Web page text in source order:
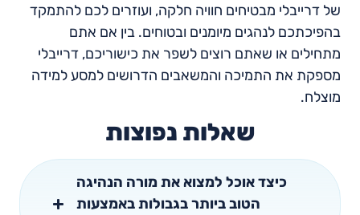
של דרייבלי מבטיחים חוויה חלקה, ועוזרים לכם להתמקד
בהפיכתכם לנהגים מיומנים ובטוחים. בין אם אתם
מתחילים או שאתם רוצים לשפר את כישוריכם, דרייבלי
מספקת את התמיכה והמשאבים הדרושים למסע למידה
מוצלח.
שאלות נפוצות
כיצד אוכל למצוא את מורה הנהיגה
הטוב ביותר בגבולות באמצעות